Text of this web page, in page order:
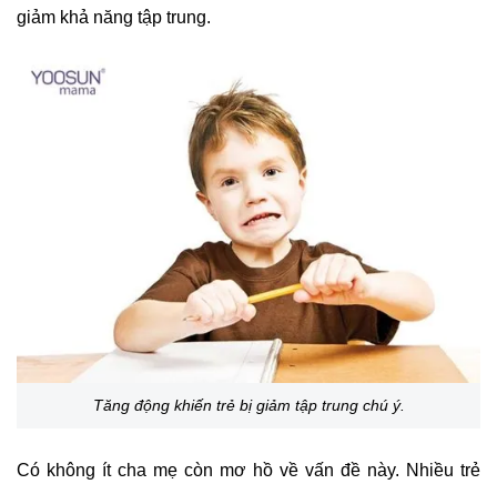
giảm khả năng tập trung.
Tăng động khiến trẻ bị giảm tập trung chú ý.
Có không ít cha mẹ còn mơ hồ về vấn đề này. Nhiều trẻ